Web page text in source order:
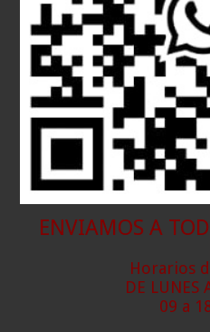
ENVIAMOS A
Horarios
DE LUNES
09 a